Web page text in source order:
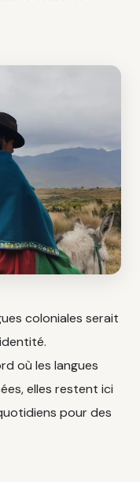
coloniales serait
où les langues
elles restent ici
pour des